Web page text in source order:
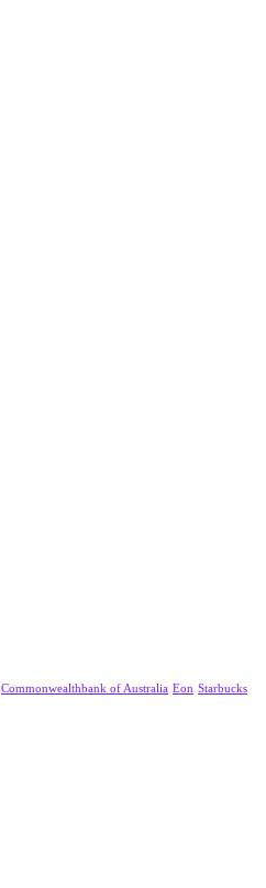
Commonwealthbank of Australia Eon Starbucks